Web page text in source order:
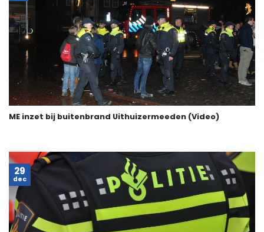
ME inzet bij buitenbrand Uithuizermeeden (Video)
29
dec